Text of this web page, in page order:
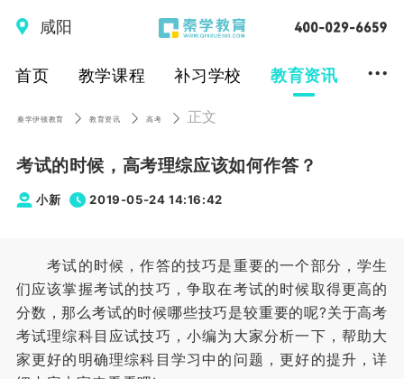
咸阳
首页 教学课程 补习学校 教育资讯 ...
秦学伊顿教育 教育资讯 高考 正文
考试的时候，高考理综应该如何作答？
小新 2019-05-24 14:16:42
考试的时候，作答的技巧是重要的一个部分，学生
们应该掌握考试的技巧，争取在考试的时候取得更高的
分数，那么考试的时候哪些技巧是较重要的呢?关于高考
考试理综科目应试技巧，小编为大家分析一下，帮助大
家更好的明确理综科目学习中的问题，更好的提升，详